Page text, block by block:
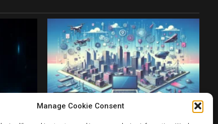
Manage Cookie Consent